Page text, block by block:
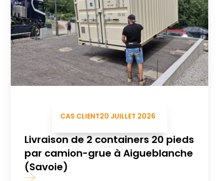
CAS CLIENT20 JUILLET 2026
Livraison de 2 containers 20 pieds
par camion-grue à Aigueblanche
(Savoie)